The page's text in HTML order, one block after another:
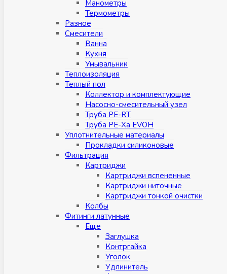
Манометры
Термометры
Разное
Смесители
Ванна
Кухня
Умывальник
Теплоизоляция
Теплый пол
Коллектор и комплектующие
Насосно-смесительный узел
Труба PE-RT
Труба PE-Xa EVOH
Уплотнительные материалы
Прокладки силиконовые
Фильтрация
Картриджи
Картриджи вспененные
Картриджи ниточные
Картриджи тонкой очистки
Колбы
Фитинги латунные
Eщe
Заглушка
Контргайка
Уголок
Удлинитель